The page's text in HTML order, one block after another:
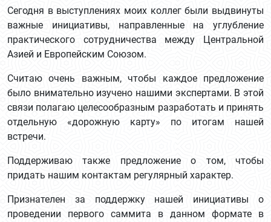
Сегодня в выступлениях моих коллег были выдвинуты
важные инициативы, направленные на углубление
практического сотрудничества между Центральной
Азией и Европейским Союзом.
Считаю очень важным, чтобы каждое предложение
было внимательно изучено нашими экспертами. В этой
связи полагаю целесообразным разработать и принять
отдельную «дорожную карту» по итогам нашей
встречи.
Поддерживаю также предложение о том, чтобы
придать нашим контактам регулярный характер.
Признателен за поддержку нашей инициативы о
проведении первого саммита в данном формате в